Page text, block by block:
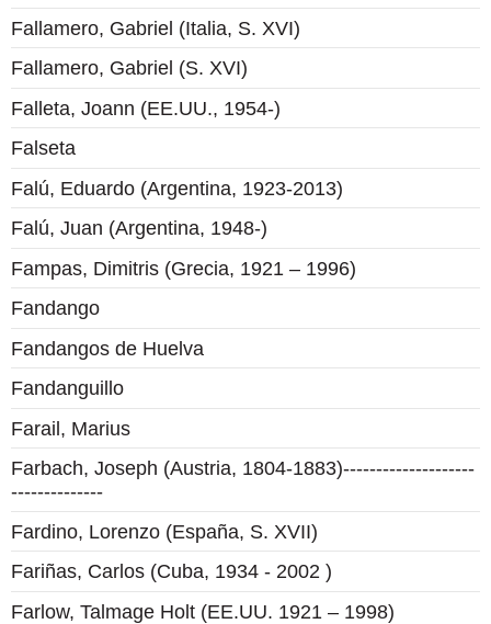
Fallamero, Gabriel (Italia, S. XVI)
Fallamero, Gabriel (S. XVI)
Falleta, Joann (EE.UU., 1954-)
Falseta
Falú, Eduardo (Argentina, 1923-2013)
Falú, Juan (Argentina, 1948-)
Fampas, Dimitris (Grecia, 1921 – 1996)
Fandango
Fandangos de Huelva
Fandanguillo
Farail, Marius
Farbach, Joseph (Austria, 1804-1883)--------------------
--------------
Fardino, Lorenzo (España, S. XVII)
Fariñas, Carlos (Cuba, 1934 - 2002 )
Farlow, Talmage Holt (EE.UU. 1921 – 1998)